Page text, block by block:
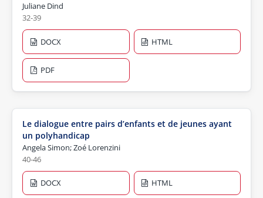
Juliane Dind
32-39
DOCX HTML
PDF
Le dialogue entre pairs d’enfants et de jeunes ayant
un polyhandicap
Angela Simon; Zoé Lorenzini
40-46
DOCX HTML